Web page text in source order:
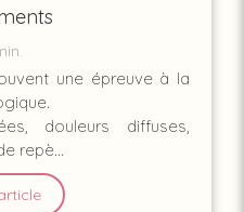
une épreuve à la
douleurs diffuses,
repè...